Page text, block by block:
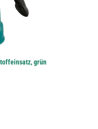
grün